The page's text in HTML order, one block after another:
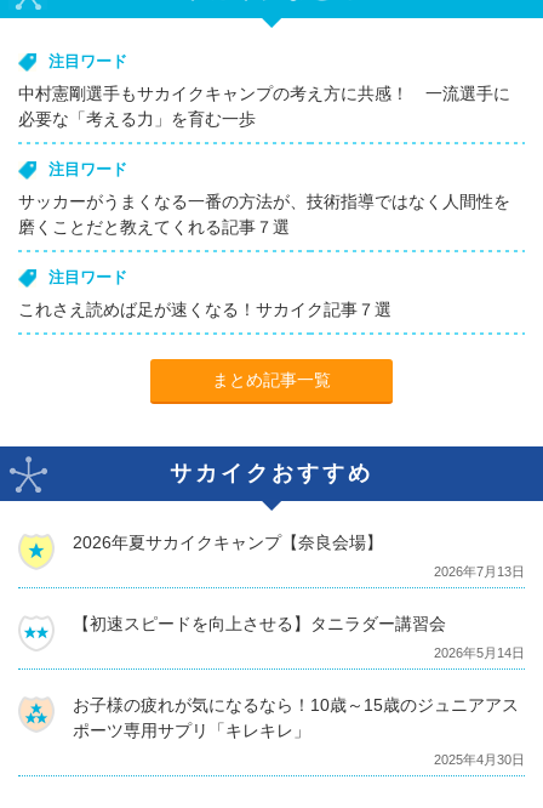
注目ワード
中村憲剛選手もサカイクキャンプの考え方に共感！ 一流選手に
必要な「考える力」を育む一歩
注目ワード
サッカーがうまくなる一番の方法が、技術指導ではなく人間性を
磨くことだと教えてくれる記事７選
注目ワード
これさえ読めば足が速くなる！サカイク記事７選
まとめ記事一覧
サカイクおすすめ
2026年夏サカイクキャンプ【奈良会場】
2026年7月13日
【初速スピードを向上させる】タニラダー講習会
2026年5月14日
お子様の疲れが気になるなら！10歳～15歳のジュニアアス
ポーツ専用サプリ「キレキレ」
2025年4月30日